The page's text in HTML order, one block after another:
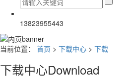
13823955443
当前位置： 首页 > 下载中心 > 下载
下载中心Download